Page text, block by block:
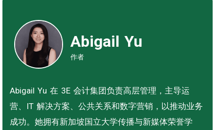
Abigail Yu
作者
Abigail Yu 在 3E 会计集团负责高层管理，主导运
营、IT 解决方案、公共关系和数字营销，以推动业务
成功。她拥有新加坡国立大学传播与新媒体荣誉学